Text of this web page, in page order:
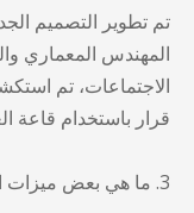
تم تطوير التصميم
المهندس المعماري
الاجتماعات، تم
قرار باستخدام قاعة
3. ما هي بعض ميزات التصميم الجديد؟